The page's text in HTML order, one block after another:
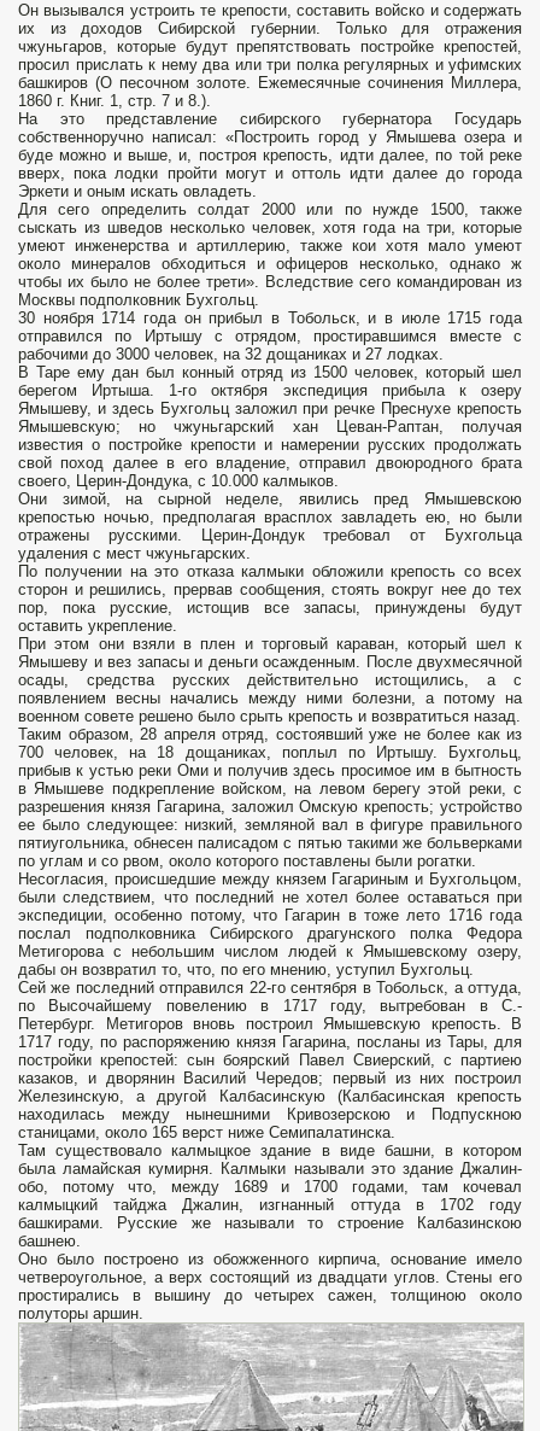
Он вызывался устроить те крепости, составить войско и содержать
их из доходов Сибирской губернии. Только для отражения
чжуньгаров, которые будут препятствовать постройке крепостей,
просил прислать к нему два или три полка регулярных и уфимских
башкиров (О песочном золоте. Ежемесячные сочинения Миллера,
1860 г. Книг. 1, стр. 7 и 8.).
На это представление сибирского губернатора Государь
собственноручно написал: «Построить город у Ямышева озера и
буде можно и выше, и, построя крепость, идти далее, по той реке
вверх, пока лодки пройти могут и оттоль идти далее до города
Эркети и оным искать овладеть.
Для сего определить солдат 2000 или по нужде 1500, также
сыскать из шведов несколько человек, хотя года на три, которые
умеют инженерства и артиллерию, также кои хотя мало умеют
около минералов обходиться и офицеров несколько, однако ж
чтобы их было не более трети». Вследствие сего командирован из
Москвы подполковник Бухгольц.
30 ноября 1714 года он прибыл в Тобольск, и в июле 1715 года
отправился по Иртышу с отрядом, простиравшимся вместе с
рабочими до 3000 человек, на 32 дощаниках и 27 лодках.
В Таре ему дан был конный отряд из 1500 человек, который шел
берегом Иртыша. 1-го октября экспедиция прибыла к озеру
Ямышеву, и здесь Бухгольц заложил при речке Преснухе крепость
Ямышевскую; но чжуньгарский хан Цеван-Раптан, получая
известия о постройке крепости и намерении русских продолжать
свой поход далее в его владение, отправил двоюродного брата
своего, Церин-Дондука, с 10.000 калмыков.
Они зимой, на сырной неделе, явились пред Ямышевскою
крепостью ночью, предполагая врасплох завладеть ею, но были
отражены русскими. Церин-Дондук требовал от Бухгольца
удаления с мест чжуньгарских.
По получении на это отказа калмыки обложили крепость со всех
сторон и решились, прервав сообщения, стоять вокруг нее до тех
пор, пока русские, истощив все запасы, принуждены будут
оставить укрепление.
При этом они взяли в плен и торговый караван, который шел к
Ямышеву и вез запасы и деньги осажденным. После двухмесячной
осады, средства русских действительно истощились, а с
появлением весны начались между ними болезни, а потому на
военном совете решено было срыть крепость и возвратиться назад.
Таким образом, 28 апреля отряд, состоявший уже не более как из
700 человек, на 18 дощаниках, поплыл по Иртышу. Бухгольц,
прибыв к устью реки Оми и получив здесь просимое им в бытность
в Ямышеве подкрепление войском, на левом берегу этой реки, с
разрешения князя Гагарина, заложил Омскую крепость; устройство
ее было следующее: низкий, земляной вал в фигуре правильного
пятиугольника, обнесен палисадом с пятью такими же больверками
по углам и со рвом, около которого поставлены были рогатки.
Несогласия, происшедшие между князем Гагариным и Бухгольцом,
были следствием, что последний не хотел более оставаться при
экспедиции, особенно потому, что Гагарин в тоже лето 1716 года
послал подполковника Сибирского драгунского полка Федора
Метигорова с небольшим числом людей к Ямышевскому озеру,
дабы он возвратил то, что, по его мнению, уступил Бухгольц.
Сей же последний отправился 22-го сентября в Тобольск, а оттуда,
по Высочайшему повелению в 1717 году, вытребован в С.-
Петербург. Метигоров вновь построил Ямышевскую крепость. В
1717 году, по распоряжению князя Гагарина, посланы из Тары, для
постройки крепостей: сын боярский Павел Свиерский, с партиею
казаков, и дворянин Василий Чередов; первый из них построил
Железинскую, а другой Калбасинскую (Калбасинская крепость
находилась между нынешними Кривозерскою и Подпускною
станицами, около 165 верст ниже Семипалатинска.
Там существовало калмыцкое здание в виде башни, в котором
была ламайская кумирня. Калмыки называли это здание Джалин-
обо, потому что, между 1689 и 1700 годами, там кочевал
калмыцкий тайджа Джалин, изгнанный оттуда в 1702 году
башкирами. Русские же называли то строение Калбазинскою
башнею.
Оно было построено из обожженного кирпича, основание имело
четвероугольное, а верх состоящий из двадцати углов. Стены его
простирались в вышину до четырех сажен, толщиною около
полуторы аршин.